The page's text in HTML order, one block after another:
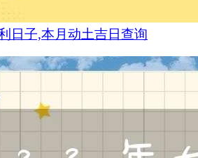
日子,本月动土吉日查询